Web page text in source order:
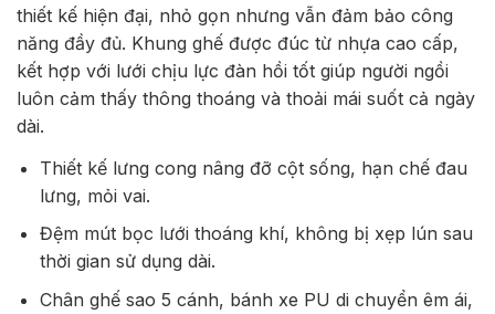
thiết kế hiện đại, nhỏ gọn nhưng vẫn đảm bảo công
năng đầy đủ. Khung ghế được đúc từ nhựa cao cấp,
kết hợp với lưới chịu lực đàn hồi tốt giúp người ngồi
luôn cảm thấy thông thoáng và thoải mái suốt cả ngày
dài.
Thiết kế lưng cong nâng đỡ cột sống, hạn chế đau
lưng, mỏi vai.
Đệm mút bọc lưới thoáng khí, không bị xẹp lún sau
thời gian sử dụng dài.
Chân ghế sao 5 cánh, bánh xe PU di chuyển êm ái,